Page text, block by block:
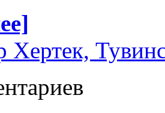
Хертек,